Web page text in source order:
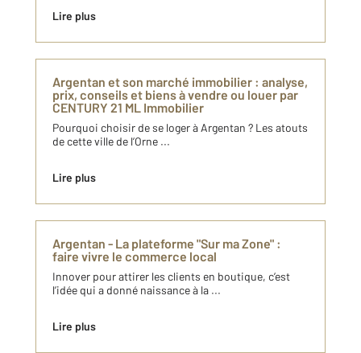
Lire plus
Argentan​ et son marché immobilier : analyse,
prix, conseils et biens à vendre ou louer ​par
CENTURY 21 ML Immobilier
Pourquoi choisir de se loger à Argentan ? Les atouts
de cette ville de l’Orne ...
Lire plus
Argentan - La plateforme "Sur ma Zone" :
faire vivre le commerce local
Innover pour attirer les clients en boutique, c’est
l’idée qui a donné naissance à la ...
Lire plus